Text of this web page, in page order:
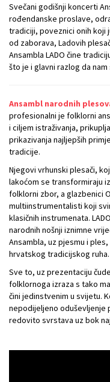
Svečani godišnji koncerti
rođendanske proslave,
tradiciji, poveznici onih koji
od zaborava, Ladovih
Ansambla LADO čine
što je i glavni razlog da
Ansambl narodnih
profesionalni je folklorni
i ciljem istraživanja,
prikazivanja najljepših
tradicije.
Njegovi vrhunski plesači,
lakoćom se transformiraju
folklorni zbor, a glazbenici
multiinstrumentalisti koji
klasičnih instrumenata.
narodnih nošnji iznimne
Ansambla, uz pjesmu i
hrvatskog tradicijskog ruha.
Sve to, uz prezentaciju
folklornoga izraza s tako
čini jedinstvenim u svijetu.
nepodijeljeno oduševljenje
redovito svrstava uz bok